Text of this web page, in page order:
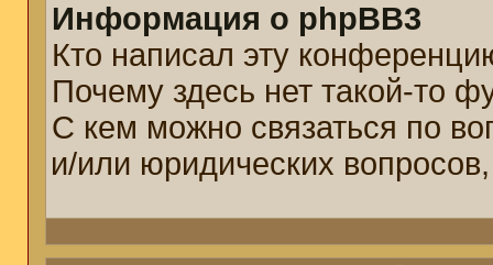
Информация о phpBB3
Кто написал эту
Почему здесь нет такой-то
С кем можно связаться по
и/или юридических